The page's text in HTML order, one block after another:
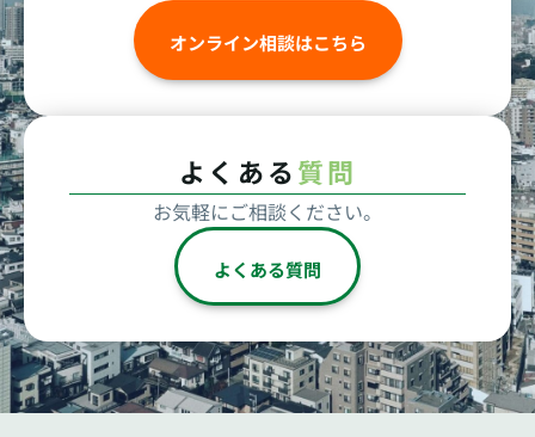
オンライン相談はこちら
よくある質問
お気軽にご相談ください。
よくある質問